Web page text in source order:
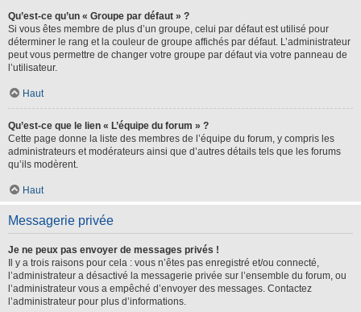
Qu’est-ce qu’un « Groupe par défaut » ?
Si vous êtes membre de plus d’un groupe, celui par défaut est utilisé pour
déterminer le rang et la couleur de groupe affichés par défaut. L’administrateur
peut vous permettre de changer votre groupe par défaut via votre panneau de
l’utilisateur.
Haut
Qu’est-ce que le lien « L’équipe du forum » ?
Cette page donne la liste des membres de l’équipe du forum, y compris les
administrateurs et modérateurs ainsi que d’autres détails tels que les forums
qu’ils modèrent.
Haut
Messagerie privée
Je ne peux pas envoyer de messages privés !
Il y a trois raisons pour cela : vous n’êtes pas enregistré et/ou connecté,
l’administrateur a désactivé la messagerie privée sur l’ensemble du forum, ou
l’administrateur vous a empêché d’envoyer des messages. Contactez
l’administrateur pour plus d’informations.